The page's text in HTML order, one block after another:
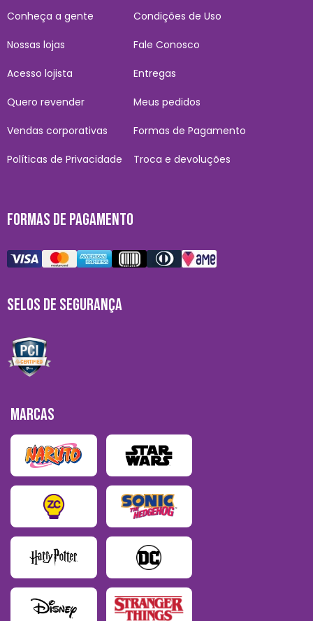
Conheça a gente
Nossas lojas
Acesso lojista
Quero revender
Vendas corporativas
Políticas de Privacidade
Condições de Uso
Fale Conosco
Entregas
Meus pedidos
Formas de Pagamento
Troca e devoluções
FORMAS DE PAGAMENTO
SELOS DE SEGURANÇA
MARCAS